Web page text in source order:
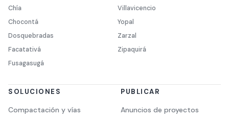
Chía
Chocontá
Dosquebradas
Facatativá
Fusagasugá
Villavicencio
Yopal
Zarzal
Zipaquirá
SOLUCIONES
Compactación y vías
PUBLICAR
Anuncios de proyectos